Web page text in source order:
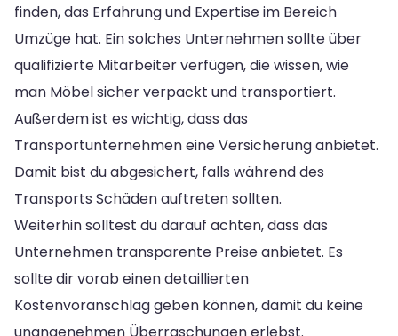
finden, das Erfahrung und Expertise im Bereich
Umzüge hat. Ein solches Unternehmen sollte über
qualifizierte Mitarbeiter verfügen, die wissen, wie
man Möbel sicher verpackt und transportiert.
Außerdem ist es wichtig, dass das
Transportunternehmen eine Versicherung anbietet.
Damit bist du abgesichert, falls während des
Transports Schäden auftreten sollten.
Weiterhin solltest du darauf achten, dass das
Unternehmen transparente Preise anbietet. Es
sollte dir vorab einen detaillierten
Kostenvoranschlag geben können, damit du keine
unangenehmen Überraschungen erlebst.